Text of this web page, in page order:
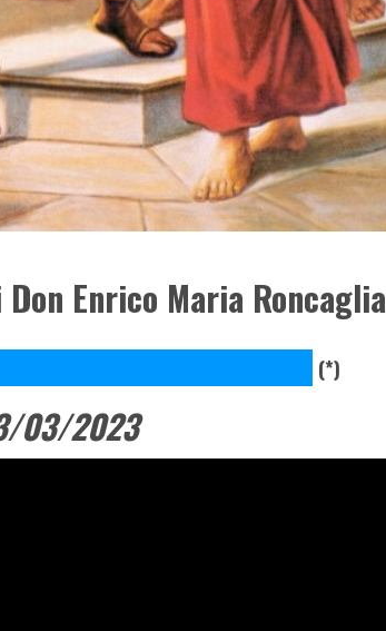
Enrico Maria Roncaglia
(*)
03/2023